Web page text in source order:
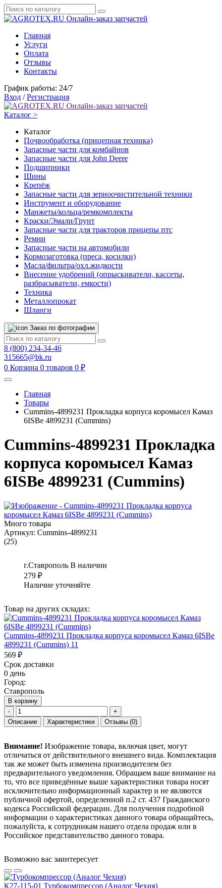
Онлайн-заказ запчастей
Главная
Услуги
Оплата
Отзывы
Контакты
График работы: 24/7
Вход / Регистрация
Онлайн-заказ запчастей
Каталог >
Каталог
Почвообработка (прицепная техника)
Запасные части для комбайнов
Запасные части для John Deere
Подшипники
Шины
Крепёж
Запасные части для зерноочистительной техники
Инструмент и оборудование
Манжеты/кольца/ремкомплекты
Краски/Эмали/Грунт
Запасные части для тракторов прицепы птс
Ремни
Запасные части на автомобили
Кормозаготовка (преса, косилки)
Масла/фильтра/охл.жидкости
Внесение удобрений (опрыскиватели, кассеты,
разбрасыватели, емкости)
Техника
Металлопрокат
Шланги
Заказ по фотографии
8 (800) 234-34-46
315665@bk.ru
0 Корзина 0 товаров 0 ₽
Главная
Товары
Cummins-4899231 Прокладка корпуса коромысел Камаз
6ISBe 4899231 (Cummins)
Cummins-4899231 Прокладка
корпуса коромысел Камаз
6ISBe 4899231 (Cummins)
Много товара
Артикул: Cummins-4899231
(25)
г.Ставрополь В наличии
279 ₽
Наличие уточняйте
Товар на других складах:
Cummins-4899231 Прокладка корпуса коромысел Камаз 6ISBe
4899231 (Cummins) 11
569 ₽
Срок доставки
0 день
Город:
Ставрополь
В корзину
-
+
Описание
Характеристики Отзывы (0)
Внимание! Изображение товара, включая цвет, могут
отличаться от действительного внешнего вида. Комплектация
так же может быть изменена производителем без
предварительного уведомления. Обращаем ваше внимание на
то, что все приведённые выше характеристики товара носят
исключительно информационный характер и не являются
публичной офертой, определенной п.2 ст. 437 Гражданского
кодекса Российской федерации. Для получения подробной
информации о характеристиках данного товара обращайтесь,
пожалуйста, к сотрудникам нашего отдела продаж или в
Российское представительство данного товара.
Возможно вас заинтересует
К27-115-01 Турбокомпрессор (Аналог Чехия)